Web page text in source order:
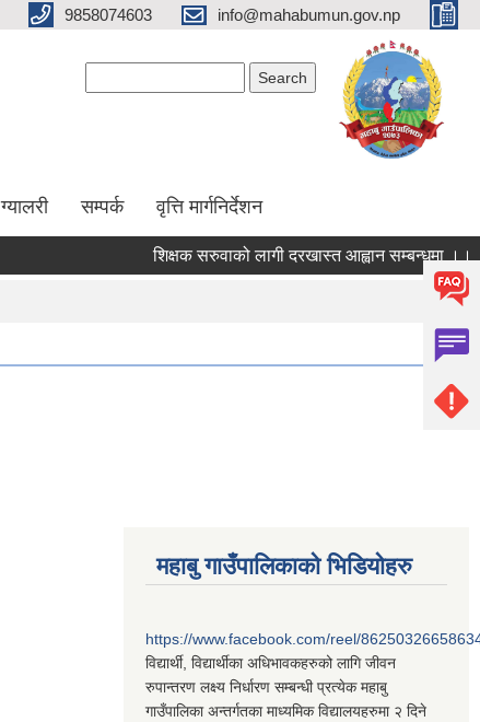
9858074603 info@mahabumun.gov.np
ग्यालरी सम्पर्क वृत्ति मार्गनिर्देशन
शिक्षक सरुवाको लागी दरखास्त आह्वान सम्बन्धमा ।।
महाबु गाउँपालिकाको भिडियोहरु
https://www.facebook.com/reel/
विद्यार्थी, विद्यार्थीका अधिभावकहरुको लागि जीवन
रुपान्तरण लक्ष्य निर्धारण सम्बन्धी प्रत्येक महाबु
गाउँपालिका अन्तर्गतका माध्यमिक विद्यालयहरुमा २ दिने